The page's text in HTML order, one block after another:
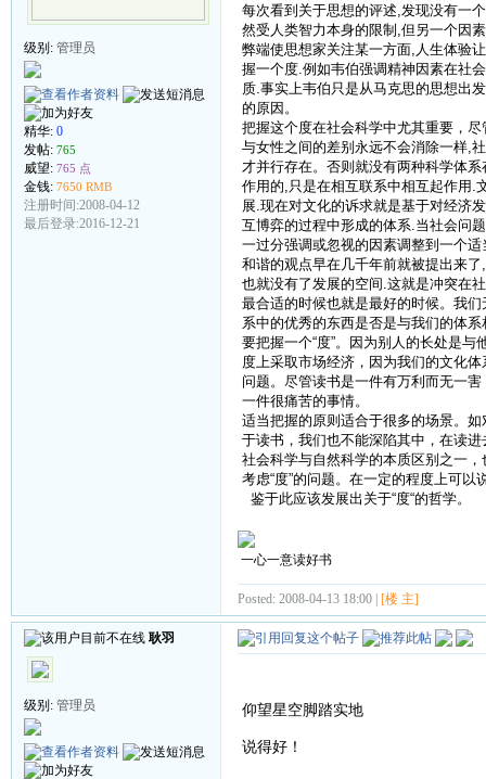
级别: 管理员
精华: 0
发帖: 765
威望: 765 点
金钱: 7650 RMB
注册时间:2008-04-12
最后登录:2016-12-21
每次看到关于思想的评述,发现没有一
然受人类智力本身的限制,但另一个因
弊端使思想家关注某一方面,人生体验
握一个度.例如韦伯强调精神因素在社
质.事实上韦伯只是从马克思的思想出
的原因。
把握这个度在社会科学中尤其重要，
与女性之间的差别永远不会消除一样,
才并行存在。否则就没有两种科学体
作用的,只是在相互联系中相互起作用.
展.现在对文化的诉求就是基于对经济
互博弈的过程中形成的体系.当社会问
一过分强调或忽视的因素调整到一个
和谐的观点早在几千年前就被提出来
也就没有了发展的空间.这就是冲突在
最合适的时候也就是最好的时候。我
系中的优秀的东西是否是与我们的体
要把握一个“度”。因为别人的长处是
度上采取市场经济，因为我们的文化
问题。尽管读书是一件有万利而无一
一件很痛苦的事情。
适当把握的原则适合于很多的场景。
于读书，我们也不能深陷其中，在读
社会科学与自然科学的本质区别之一
考虑“度”的问题。在一定的程度上可
鉴于此应该发展出关于“度“的哲学。
一心一意读好书
Posted: 2008-04-13 18:00 | [楼 主]
耿羽
级别: 管理员 仰望星空脚踏实地
说得好！